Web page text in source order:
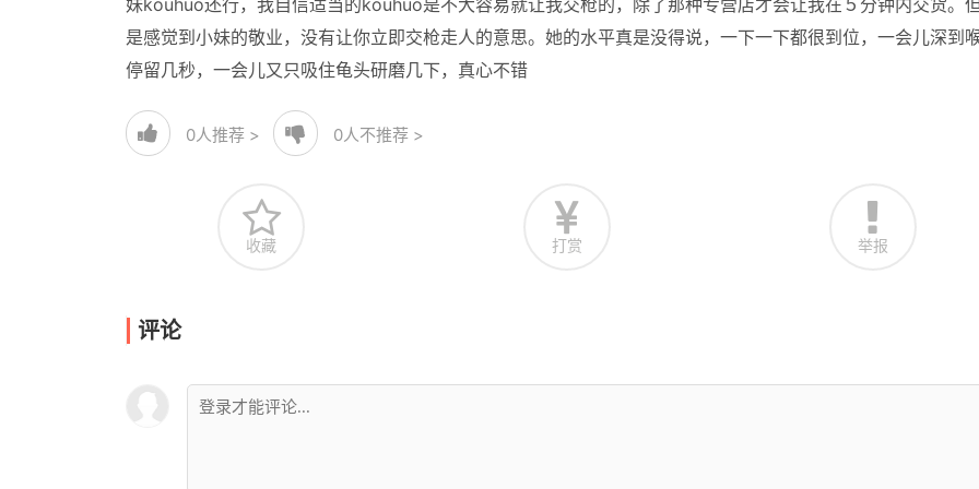
妹kouhuo还行，我自信适当的kouhuo是不大容易就让我交枪的，除了那种专营店才会让我在５分钟内交货。
是感觉到小妹的敬业，没有让你立即交枪走人的意思。她的水平真是没得说，一下一下都很到位，一会儿深到
停留几秒，一会儿又只吸住龟头研磨几下，真心不错
0人推荐 > 0人不推荐 >
收藏 打赏 举报
评论